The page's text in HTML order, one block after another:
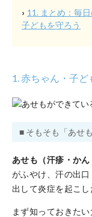
11. まとめ：毎
子どもを守ろう
1. 赤ちゃん・子
■ そもそも「あせ
あせも（汗疹・か
がふやけ、汗の出
出して炎症を起こし
まず知っておきた